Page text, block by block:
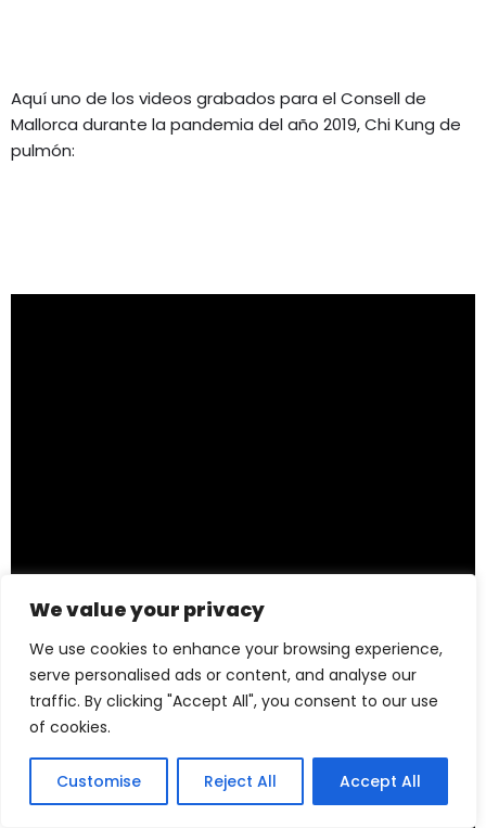
We value your privacy
We use cookies to enhance your browsing experience,
serve personalised ads or content, and analyse our
traffic. By clicking "Accept All", you consent to our use
of cookies.
Customise Reject All Accept All
Aquí uno de los videos grabados para el Consell de
Mallorca durante la pandemia del año 2019, Chi Kung de
pulmón: